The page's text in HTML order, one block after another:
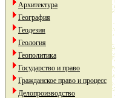
Архитектура
География
Геодезия
Геология
Геополитика
Государство и право
Гражданское право и процесс
Делопроизводство